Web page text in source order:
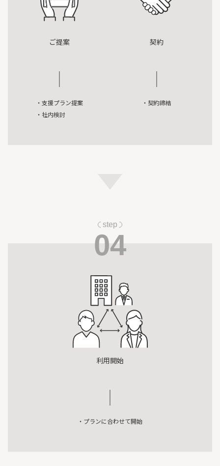
ご提案
・支援プラン提案
・社内検討
契約
・契約締結
step
04
利用開始
・プランに合わせて開始